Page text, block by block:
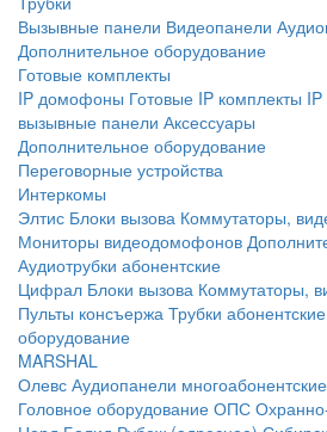
Вызывные панели Видеопанели
Дополнительное оборудование
Готовые комплекты
IP домофоны Готовые IP комплекты
вызывные панели Аксессуары
Дополнительное оборудование
Переговорные устройства
Интеркомы
Элтис Блоки вызова Коммутаторы,
Мониторы видеодомофонов
Аудиотрубки абонентские
Цифрал Блоки вызова Коммутаторы,
Пульты консъержа Трубки абонентские
оборудование
MARSHAL
Олевс Аудиопанели многоабонентские
Головное оборудование ОПС